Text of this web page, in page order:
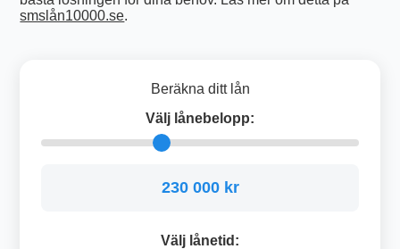
smslån10000.se.
Beräkna ditt lån
Välj lånebelopp:
230 000 kr
Välj lånetid: